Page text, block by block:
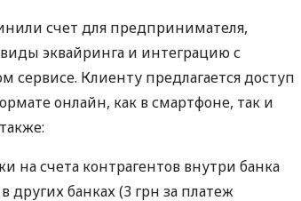
счет для предпринимателя,
эквайринга и интеграцию с
Клиенту предлагается доступ
онлайн, как в смартфоне, так и
на счета контрагентов внутри банка
других банках (3 грн за платеж